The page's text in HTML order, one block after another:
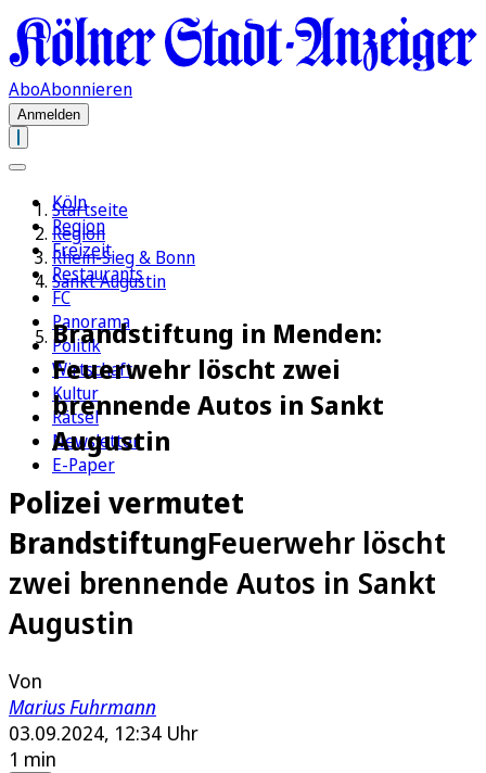
AboAbonnieren
Anmelden
Köln
Region
Freizeit
Restaurants
FC
Panorama
Politik
Wirtschaft
Kultur
Rätsel
Newsletter
E-Paper
Startseite
Region
Rhein-Sieg & Bonn
Sankt Augustin
Brandstiftung in Menden:
Feuerwehr löscht zwei
brennende Autos in Sankt
Augustin
Polizei vermutet
BrandstiftungFeuerwehr löscht
zwei brennende Autos in Sankt
Augustin
Von
Marius Fuhrmann
03.09.2024, 12:34 Uhr
1 min